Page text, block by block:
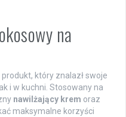
na
który znalazł swoje
i w kuchni. Stosowany na
nawilżający krem oraz
maksymalne korzyści